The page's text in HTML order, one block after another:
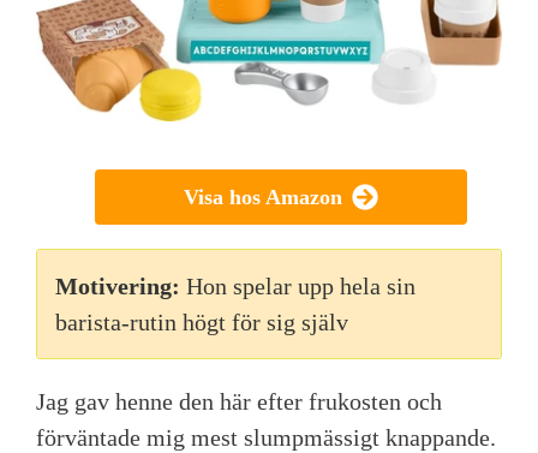
Visa hos Amazon
Motivering: Hon spelar upp hela sin
barista-rutin högt för sig själv
Jag gav henne den här efter frukosten och
förväntade mig mest slumpmässigt knappande.